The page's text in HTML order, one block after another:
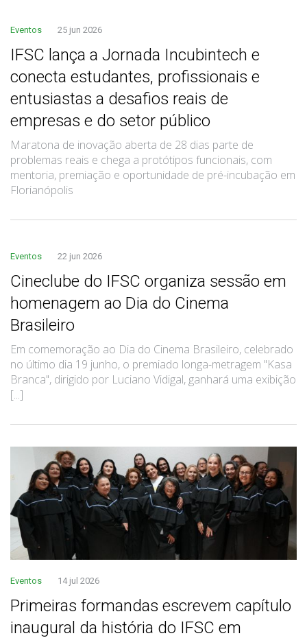
Eventos 25 jun 2026
IFSC lança a Jornada Incubintech e
conecta estudantes, profissionais e
entusiastas a desafios reais de
empresas e do setor público
Maratona de inovação aberta de 28 dias parte de
problemas reais e chega a protótipos funcionais, com
mentoria, premiação e oportunidade de pré-incubação em
Florianópolis
Eventos 22 jun 2026
Cineclube do IFSC organiza sessão em
homenagem ao Dia do Cinema
Brasileiro
Em comemoração ao Dia do Cinema Brasileiro, celebrado
no último dia 19 junho, o premiado longa-metragem "Kasa
Branca", dirigido por Luciano Vidigal, ganhará uma exibição
[...]
Eventos 14 jul 2026
Primeiras formandas escrevem capítulo
inaugural da história do IFSC em